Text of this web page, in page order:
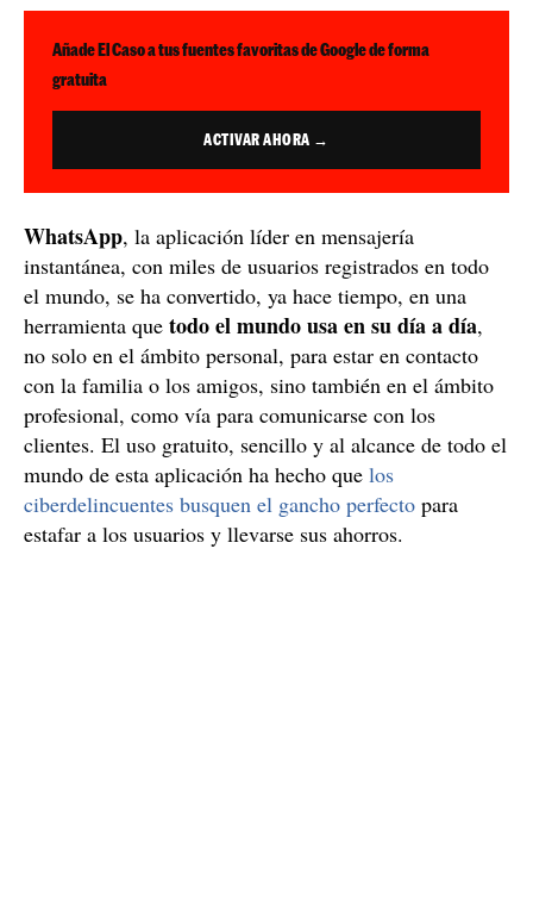
Añade El Caso a tus fuentes favoritas de Google de forma
gratuita
ACTIVAR AHORA →
WhatsApp, la aplicación líder en mensajería
instantánea, con miles de usuarios registrados en todo
el mundo, se ha convertido, ya hace tiempo, en una
herramienta que todo el mundo usa en su día a día,
no solo en el ámbito personal, para estar en contacto
con la familia o los amigos, sino también en el ámbito
profesional, como vía para comunicarse con los
clientes. El uso gratuito, sencillo y al alcance de todo el
mundo de esta aplicación ha hecho que los
ciberdelincuentes busquen el gancho perfecto para
estafar a los usuarios y llevarse sus ahorros.